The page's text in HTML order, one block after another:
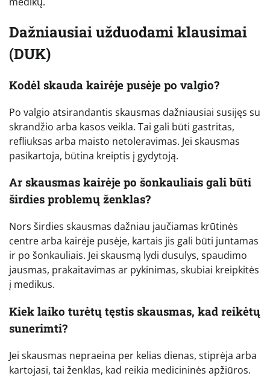
Dažniausiai užduodami klausimai
(DUK)
Kodėl skauda kairėje pusėje po valgio?
Po valgio atsirandantis skausmas dažniausiai susijęs su
skrandžio arba kasos veikla. Tai gali būti gastritas,
refliuksas arba maisto netoleravimas. Jei skausmas
pasikartoja, būtina kreiptis į gydytoją.
Ar skausmas kairėje po šonkauliais gali būti
širdies problemų ženklas?
Nors širdies skausmas dažniau jaučiamas krūtinės
centre arba kairėje pusėje, kartais jis gali būti juntamas
ir po šonkauliais. Jei skausmą lydi dusulys, spaudimo
jausmas, prakaitavimas ar pykinimas, skubiai kreipkitės
į medikus.
Kiek laiko turėtų tęstis skausmas, kad reikėtų
sunerimti?
Jei skausmas nepraeina per kelias dienas, stiprėja arba
kartojasi, tai ženklas, kad reikia medicininės apžiūros.